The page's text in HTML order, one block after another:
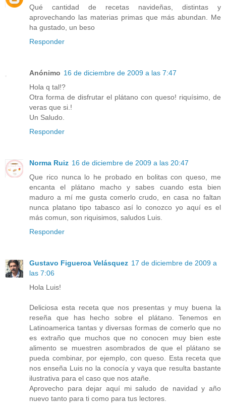
Qué cantidad de recetas navideñas, distintas y
aprovechando las materias primas que más abundan. Me
ha gustado, un beso
Responder
Anónimo 16 de diciembre de 2009 a las 7:47
Hola q tal!?
Otra forma de disfrutar el plátano con queso! riquísimo, de
veras que si.!
Un Saludo.
Responder
Norma Ruiz 16 de diciembre de 2009 a las 20:47
Que rico nunca lo he probado en bolitas con queso, me
encanta el plátano macho y sabes cuando esta bien
maduro a mí me gusta comerlo crudo, en casa no faltan
nunca platano tipo tabasco así lo conozco yo aquí es el
más comun, son riquisimos, saludos Luis.
Responder
Gustavo Figueroa Velásquez 17 de diciembre de 2009 a
las 7:06
Hola Luis!
Deliciosa esta receta que nos presentas y muy buena la
reseña que has hecho sobre el plátano. Tenemos en
Latinoamerica tantas y diversas formas de comerlo que no
es extraño que muchos que no conocen muy bien este
alimento se muestren asombrados de que el plátano se
pueda combinar, por ejemplo, con queso. Esta receta que
nos enseña Luis no la conocía y vaya que resulta bastante
ilustrativa para el caso que nos atañe.
Aprovecho para dejar aquí mi saludo de navidad y año
nuevo tanto para ti como para tus lectores.